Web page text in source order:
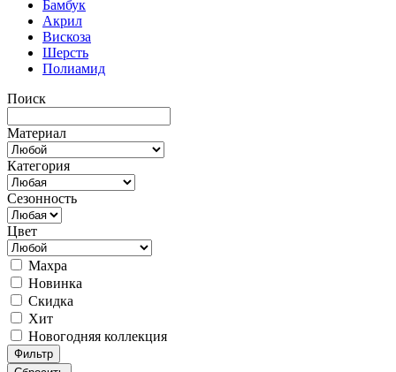
Бамбук
Акрил
Вискоза
Шерсть
Полиамид
Поиск
Материал
Категория
Сезонность
Цвет
Махра
Новинка
Скидка
Хит
Новогодняя коллекция
Фильтр